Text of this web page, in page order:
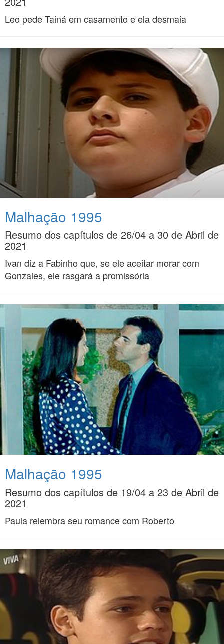
Leo pede Tainá em casamento e ela desmaia
Malhação 1995
Resumo dos capítulos de 26/04 a 30 de Abril de
2021
Ivan diz a Fabinho que, se ele aceitar morar com
Gonzales, ele rasgará a promissória
Malhação 1995
Resumo dos capítulos de 19/04 a 23 de Abril de
2021
Paula relembra seu romance com Roberto